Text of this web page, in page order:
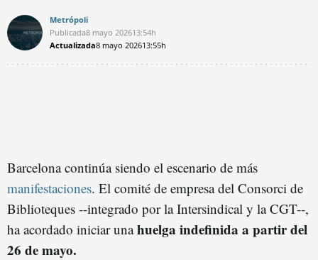
Metrópoli
Publicada8 mayo 202613:54h
Actualizada8 mayo 202613:55h
Barcelona continúa siendo el escenario de más
manifestaciones. El comité de empresa del Consorci de
Biblioteques --integrado por la Intersindical y la CGT--,
ha acordado iniciar unahuelga indefinida a partir del
26 de mayo.